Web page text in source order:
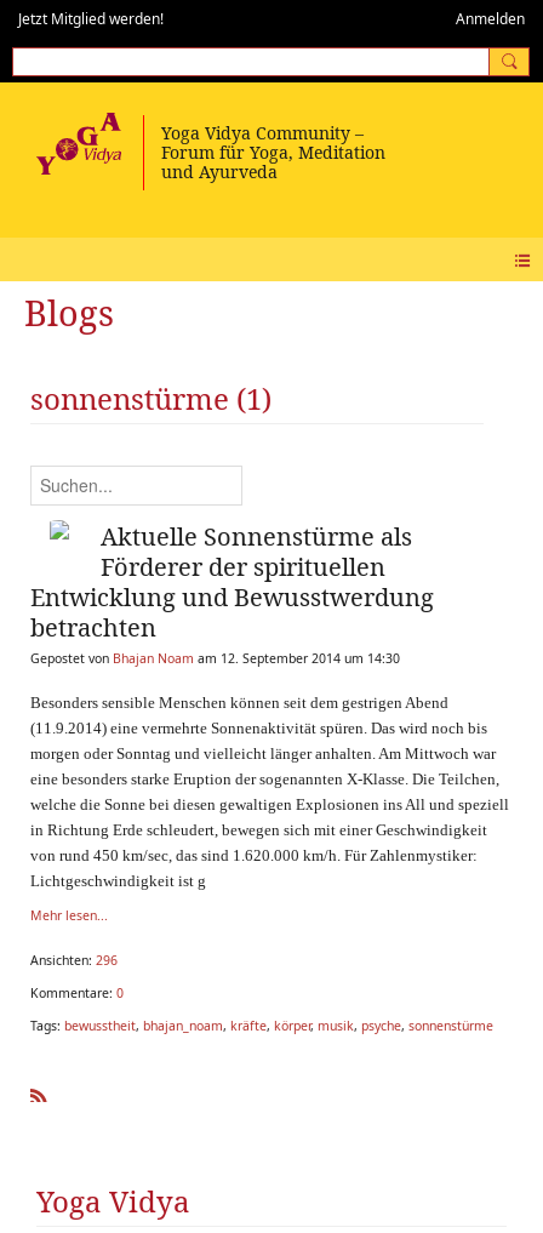
Jetzt Mitglied werden! Anmelden
Blogs
sonnenstürme (1)
Aktuelle Sonnenstürme als
Förderer der spirituellen
Entwicklung und Bewusstwerdung
betrachten
Gepostet von Bhajan Noam am 12. September 2014 um 14:30
Besonders sensible Menschen können seit dem gestrigen Abend
(11.9.2014) eine vermehrte Sonnenaktivität spüren. Das wird noch bis
morgen oder Sonntag und vielleicht länger anhalten. Am Mittwoch war
eine besonders starke Eruption der sogenannten X-Klasse. Die Teilchen,
welche die Sonne bei diesen gewaltigen Explosionen ins All und speziell
in Richtung Erde schleudert, bewegen sich mit einer Geschwindigkeit
von rund 450 km/sec, das sind 1.620.000 km/h. Für Zahlenmystiker:
Lichtgeschwindigkeit ist g
Mehr lesen...
Ansichten: 296
Kommentare: 0
Tags: bewusstheit, bhajan_noam, kräfte, körper, musik, psyche, sonnenstürme
Yoga Vidya